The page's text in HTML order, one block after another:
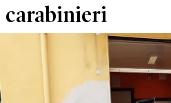
carabinieri